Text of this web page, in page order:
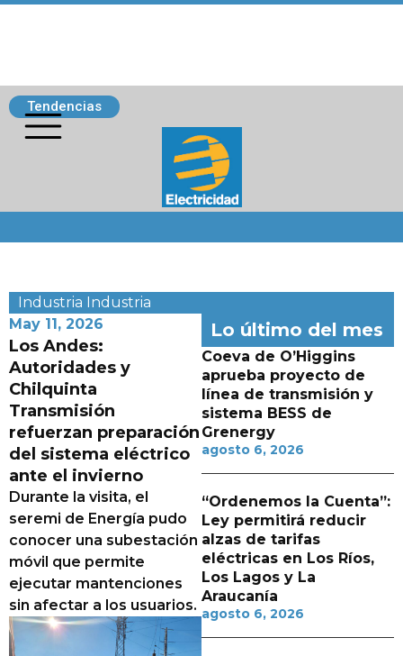
Tendencias
Industria Industria
May 11, 2026
Los Andes:
Autoridades y
Chilquinta
Transmisión
refuerzan preparación
del sistema eléctrico
ante el invierno
Durante la visita, el
seremi de Energía pudo
conocer una subestación
móvil que permite
ejecutar mantenciones
sin afectar a los usuarios.
Lo último del mes
Coeva de O’Higgins
aprueba proyecto de
línea de transmisión y
sistema BESS de
Grenergy
agosto 6, 2026
“Ordenemos la Cuenta”:
Ley permitirá reducir
alzas de tarifas
eléctricas en Los Ríos,
Los Lagos y La
Araucanía
agosto 6, 2026